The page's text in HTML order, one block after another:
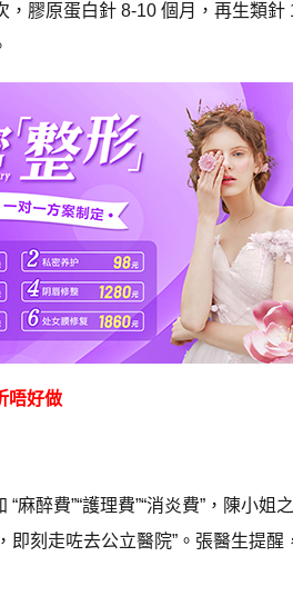
原蛋白針 8-10 個月，再生類針
唔好做
醉費”“護理費”“消炎費”，陳小姐
即刻走咗去公立醫院”。張醫生提